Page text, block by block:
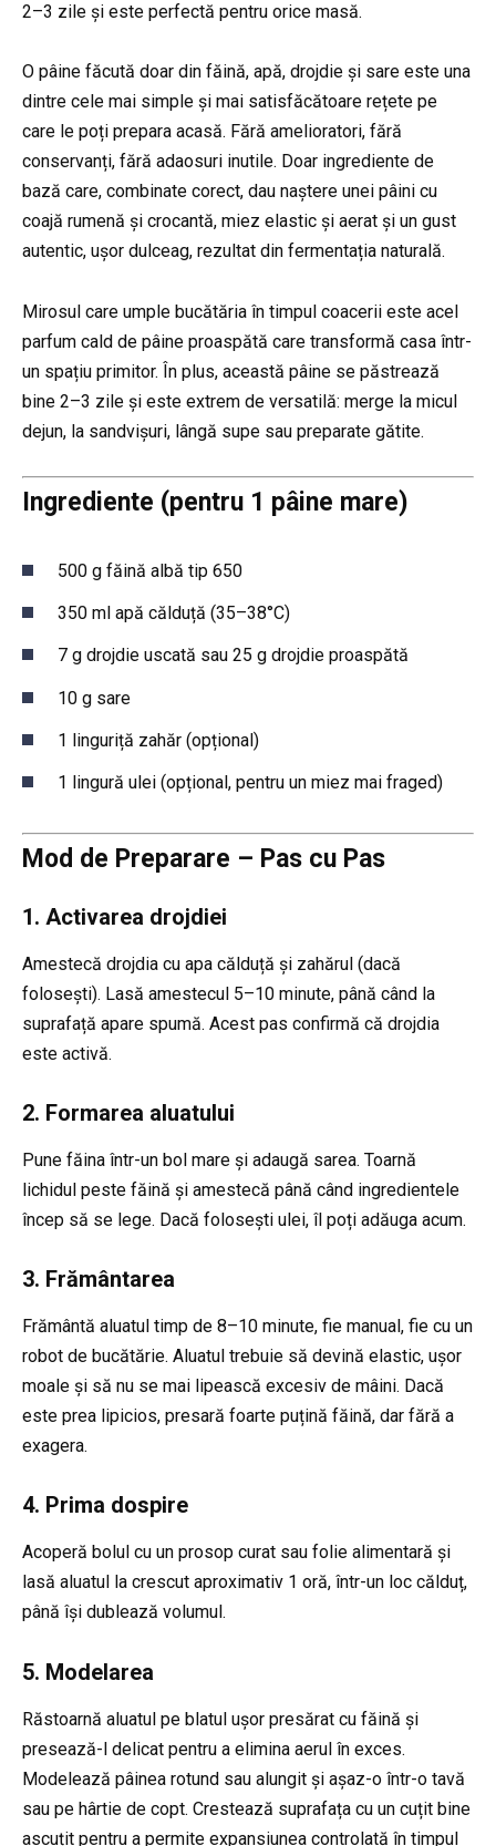
2–3 zile și este perfectă pentru orice masă.
O pâine făcută doar din făină, apă, drojdie și sare este una
dintre cele mai simple și mai satisfăcătoare rețete pe
care le poți prepara acasă. Fără amelioratori, fără
conservanți, fără adaosuri inutile. Doar ingrediente de
bază care, combinate corect, dau naștere unei pâini cu
coajă rumenă și crocantă, miez elastic și aerat și un gust
autentic, ușor dulceag, rezultat din fermentația naturală.
Mirosul care umple bucătăria în timpul coacerii este acel
parfum cald de pâine proaspătă care transformă casa într-
un spațiu primitor. În plus, această pâine se păstrează
bine 2–3 zile și este extrem de versatilă: merge la micul
dejun, la sandvișuri, lângă supe sau preparate gătite.
Ingrediente (pentru 1 pâine mare)
500 g făină albă tip 650
350 ml apă călduță (35–38°C)
7 g drojdie uscată sau 25 g drojdie proaspătă
10 g sare
1 linguriță zahăr (opțional)
1 lingură ulei (opțional, pentru un miez mai fraged)
Mod de Preparare – Pas cu Pas
1. Activarea drojdiei
Amestecă drojdia cu apa călduță și zahărul (dacă
folosești). Lasă amestecul 5–10 minute, până când la
suprafață apare spumă. Acest pas confirmă că drojdia
este activă.
2. Formarea aluatului
Pune făina într-un bol mare și adaugă sarea. Toarnă
lichidul peste făină și amestecă până când ingredientele
încep să se lege. Dacă folosești ulei, îl poți adăuga acum.
3. Frământarea
Frământă aluatul timp de 8–10 minute, fie manual, fie cu un
robot de bucătărie. Aluatul trebuie să devină elastic, ușor
moale și să nu se mai lipească excesiv de mâini. Dacă
este prea lipicios, presară foarte puțină făină, dar fără a
exagera.
4. Prima dospire
Acoperă bolul cu un prosop curat sau folie alimentară și
lasă aluatul la crescut aproximativ 1 oră, într-un loc călduț,
până își dublează volumul.
5. Modelarea
Răstoarnă aluatul pe blatul ușor presărat cu făină și
presează-l delicat pentru a elimina aerul în exces.
Modelează pâinea rotund sau alungit și așaz-o într-o tavă
sau pe hârtie de copt. Crestează suprafața cu un cuțit bine
ascuțit pentru a permite expansiunea controlată în timpul